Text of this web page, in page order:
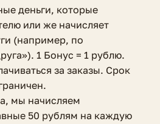
деньги, которые
или же начисляет
(например, по
1 Бонус = 1 рублю.
за заказы. Срок
мы начисляем
50 рублям на каждую